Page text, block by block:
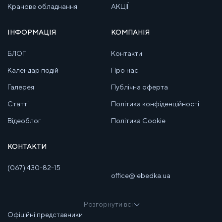
Кранове обладнання АКЦІЇ
ІНФОРМАЦІЯ
БЛОГ
Календар подій
Галерея
Статті
Відеоблог
КОМПАНІЯ
Контакти
Про нас
Публічна оферта
Політика конфіденційності
Політика Cookie
КОНТАКТИ
(067) 430-82-15
office@lebedka.ua
Розгорнути всі
Офіційні представники